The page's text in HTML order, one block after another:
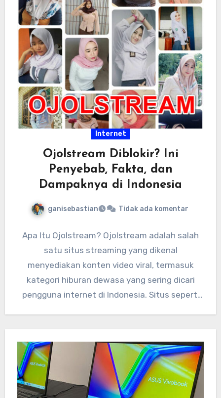
Internet
Ojolstream Diblokir? Ini
Penyebab, Fakta, dan
Dampaknya di Indonesia
ganisebastian Tidak ada komentar
Apa Itu Ojolstream? Ojolstream adalah salah
satu situs streaming yang dikenal
menyediakan konten video viral, termasuk
kategori hiburan dewasa yang sering dicari
pengguna internet di Indonesia. Situs seperti